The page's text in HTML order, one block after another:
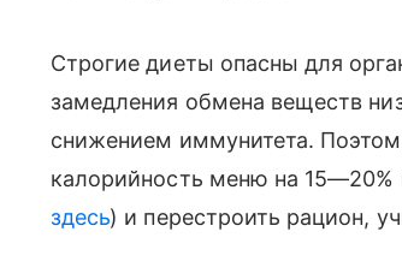
Строгие диеты опасны для
замедления обмена веществ
снижением иммунитета.
калорийность меню на
здесь) и перестроить рацион,